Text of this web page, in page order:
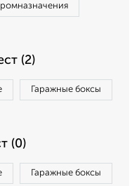
(2)
Гаражные боксы
(0)
Гаражные боксы